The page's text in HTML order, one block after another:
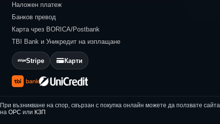
Наложен платеж
Банков превод
Карта чрез BORICA/Postbank
TBI Bank и Уникредит на изплащане
Stripe Карти
При възникване на спор, свързан с покупка онлайн можете да ползвате сайта
на ОРС или КЗП